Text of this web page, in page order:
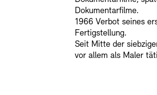
Dokumentarfilme.
1966 Verbot seines
Fertigstellung.
Seit Mitte der
vor allem als Maler